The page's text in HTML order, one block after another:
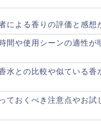
による香りの評価と感想
間や使用シーンの適性が
水との比較や似ている香
ておくべき注意点やお試